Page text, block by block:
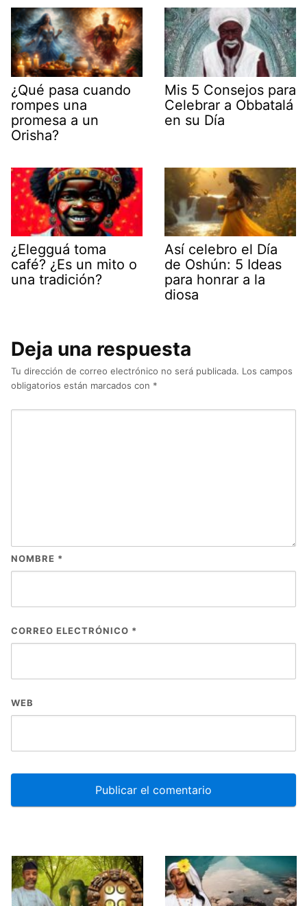
¿Qué pasa cuando
rompes una
promesa a un
Orisha?
Mis 5 Consejos para
Celebrar a Obbatalá
en su Día
¿Elegguá toma
café? ¿Es un mito o
una tradición?
Así celebro el Día
de Oshún: 5 Ideas
para honrar a la
diosa
Deja una respuesta
Tu dirección de correo electrónico no será publicada. Los campos
obligatorios están marcados con *
NOMBRE *
CORREO ELECTRÓNICO *
WEB